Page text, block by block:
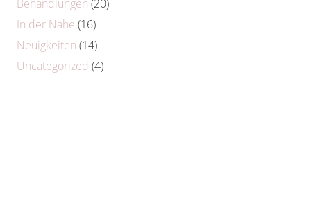
Behandlungen (20)
In der Nähe (16)
Neuigkeiten (14)
Uncategorized (4)